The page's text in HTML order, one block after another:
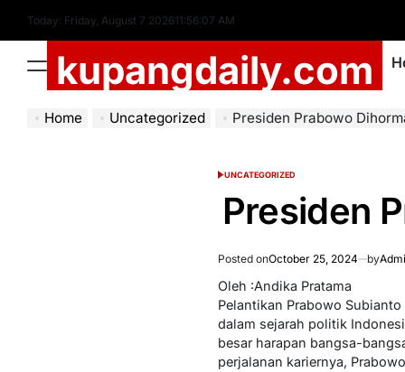
content
Today: Friday, August 7 202611:56:08 AM
Menukupangdaily.com
Home Uncategorized Presiden Prabowo
POSTED
UNCATEGORIZED
Presiden
Posted onOctober 25, 2024 by
Oleh :Andika Pratama
Pelantikan Prabowo
dalam sejarah politik
besar harapan bangsa-
perjalanan kariernya,